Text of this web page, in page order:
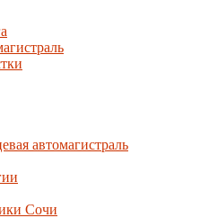
автомагистраль
Сочи